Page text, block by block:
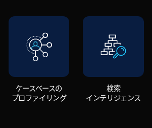
ケースベースの
プロファイリング
検索
インテリジェンス